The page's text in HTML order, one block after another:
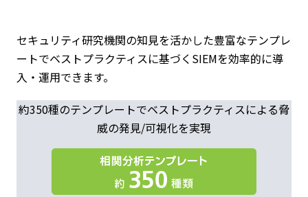
セキュリティ研究機関の知見を活かした豊富なテンプレ
ートでベストプラクティスに基づくSIEMを効率的に導
入・運用できます。
約350種のテンプレートでベストプラクティスによる脅
威の発見/可視化を実現